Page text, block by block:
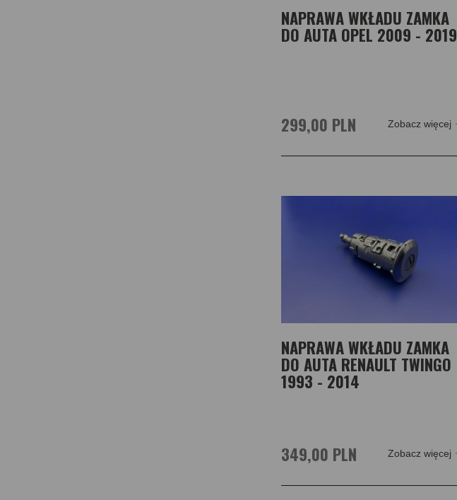
NAPRAWA WKŁADU ZAMKA
DO AUTA OPEL 2009 - 2019
299,00 PLN Zobacz więcej
NAPRAWA WKŁADU ZAMKA
DO AUTA RENAULT TWINGO
1993 - 2014
349,00 PLN Zobacz więcej